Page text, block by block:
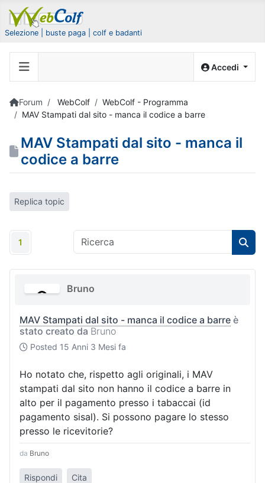
Selezione | buste paga | colf e badanti
Accedi
Forum WebColf
WebColf - Programma
MAV Stampati dal sito - manca il codice a barre
MAV Stampati dal sito - manca il
codice a barre
Replica topic
1
Bruno
MAV Stampati dal sito - manca il codice a barre è
stato creato da Bruno
Posted 15 Anni 3 Mesi fa
Ho notato che, rispetto agli originali, i MAV
stampati dal sito non hanno il codice a barre in
alto per il pagamento presso i tabaccai (id
pagamento sisal). Si possono pagare lo stesso
presso le ricevitorie?
da Bruno
Rispondi Cita